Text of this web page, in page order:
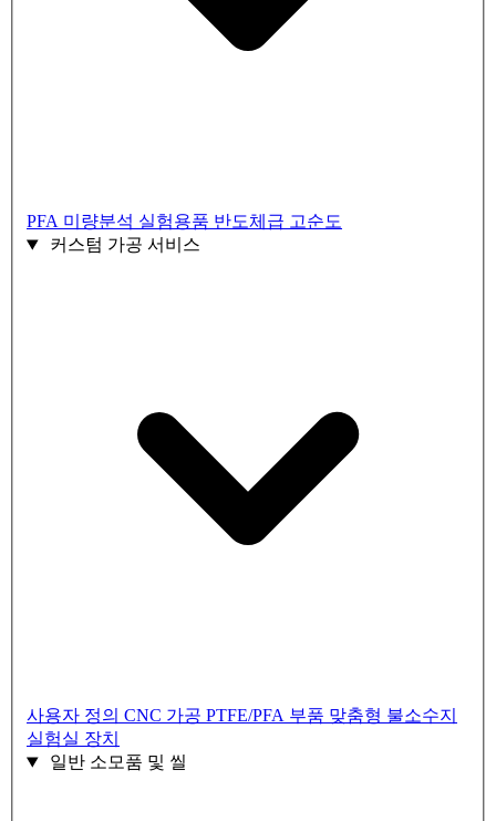
PFA 미량분석 실험용품 반도체급 고순도
커스텀 가공 서비스
사용자 정의 CNC 가공 PTFE/PFA 부품 맞춤형 불소수지
실험실 장치
일반 소모품 및 씰